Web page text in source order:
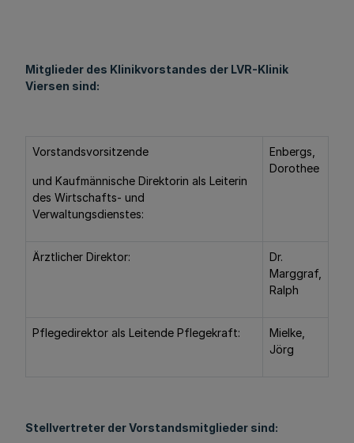
Mitglieder des Klinikvorstandes der LVR-Klinik
Viersen sind:
Vorstandsvorsitzende
und Kaufmännische Direktorin als Leiterin
des Wirtschafts- und
Verwaltungsdienstes:
Enbergs,
Dorothee
Ärztlicher Direktor:
Dr.
Marggraf,
Ralph
Pflegedirektor als Leitende Pflegekraft:
Mielke,
Jörg
Stellvertreter der Vorstandsmitglieder sind: